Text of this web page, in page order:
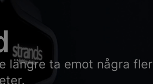
längre ta emot några fler